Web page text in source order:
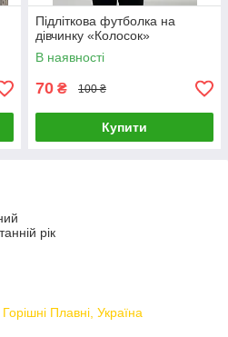
Підліткова футболка на
дівчинку «Колосок»
В наявності
70 ₴ 100 ₴
Купити
рік
Плавні, Україна